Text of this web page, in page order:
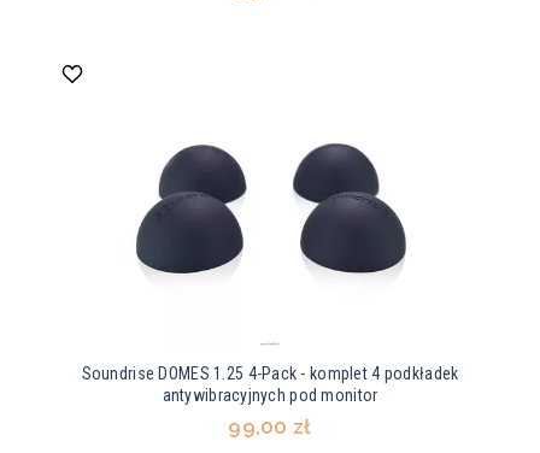
Soundrise DOMES 1.25 4-Pack - komplet 4 podkładek
antywibracyjnych pod monitor
99,00 zł